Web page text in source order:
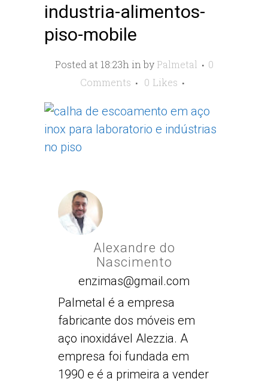
industria-alimentos-
piso-mobile
Posted at 18:23h inby Palmetal
0
Comments
0 Likes
Alexandre do
Nascimento
enzimas@gmail.com
Palmetal é a empresa
fabricante dos móveis em
aço inoxidável Alezzia. A
empresa foi fundada em
1990 e é a primeira a vender